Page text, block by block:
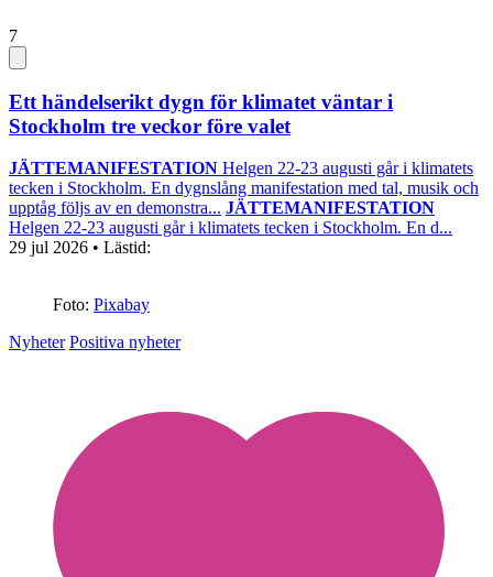
7
Ett händelserikt dygn för klimatet väntar i
Stockholm tre veckor före valet
JÄTTEMANIFESTATION Helgen 22-23 augusti går i klimatets
tecken i Stockholm. En dygnslång manifestation med tal, musik och
upptåg följs av en demonstra... JÄTTEMANIFESTATION
Helgen 22-23 augusti går i klimatets tecken i Stockholm. En d...
29 jul 2026 • Lästid:
Foto: Pixabay
Nyheter Positiva nyheter